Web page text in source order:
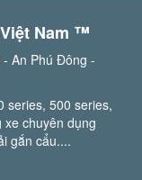
Nam ™️
An Phú Đông -
series, 500 series,
chuyên dụng
gắn cẩu....